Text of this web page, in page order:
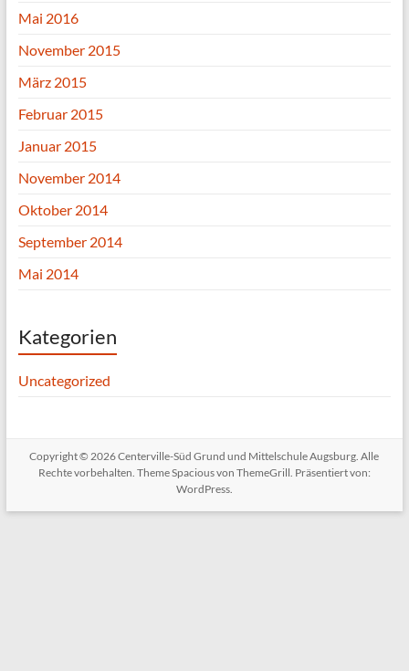
Mai 2016
November 2015
März 2015
Februar 2015
Januar 2015
November 2014
Oktober 2014
September 2014
Mai 2014
Kategorien
Uncategorized
Copyright © 2026Centerville-Süd Grund und Mittelschule Augsburg. Alle
Rechte vorbehalten. ThemeSpaciousvon ThemeGrill. Präsentiert von:
WordPress.